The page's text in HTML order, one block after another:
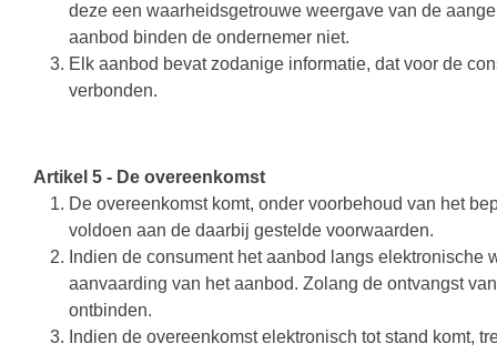
deze een waarheidsgetrouwe weergave van de
aanbod binden de ondernemer niet.
Elk aanbod bevat zodanige informatie, dat voor de
verbonden.
Artikel 5 - De overeenkomst
De overeenkomst komt, onder voorbehoud van het
voldoen aan de daarbij gestelde voorwaarden.
Indien de consument het aanbod langs
aanvaarding van het aanbod. Zolang de ontvangst
ontbinden.
Indien de overeenkomst elektronisch tot stand komt,